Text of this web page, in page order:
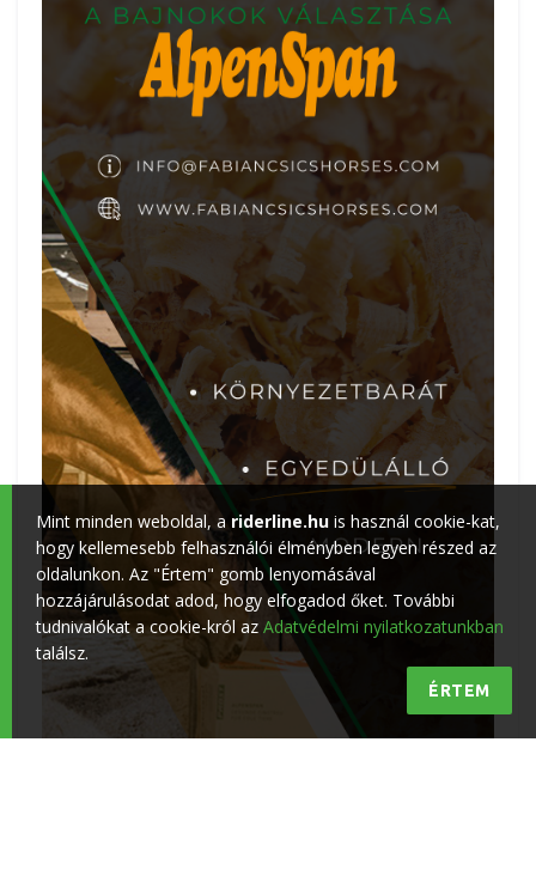
Mint minden weboldal, a riderline.hu is használ cookie-kat,
hogy kellemesebb felhasználói élményben legyen részed az
oldalunkon. Az "Értem" gomb lenyomásával
hozzájárulásodat adod, hogy elfogadod őket. További
tudnivalókat a cookie-król az Adatvédelmi nyilatkozatunkban
találsz.
ÉRTEM